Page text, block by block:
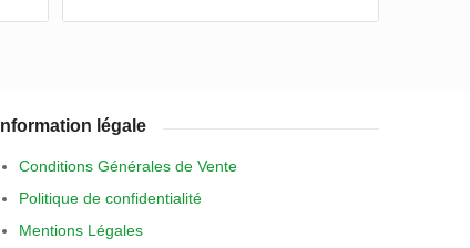
Information légale
Conditions Générales de Vente
Politique de confidentialité
Mentions Légales